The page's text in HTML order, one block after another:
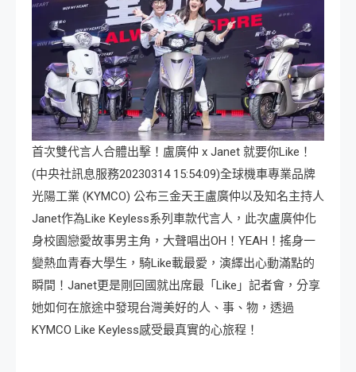
首次雙代言人合體出擊！盧廣仲 x Janet 就要你Like！
(中央社訊息服務20230314 15:54:09)全球機車專業品牌
光陽工業 (KYMCO) 公布三金天王盧廣仲以及知名主持人
Janet作為Like Keyless系列車款代言人，此次盧廣仲化
身校園戀愛故事男主角，大聲唱出OH！YEAH！搖身一
變熱血青春大學生，騎Like載最愛，演繹出心動滿點的
瞬間！Janet更是剛回國就出席最「Like」記者會，分享
她如何在旅途中發現台灣美好的人、事、物，透過
KYMCO Like Keyless感受最真實的心旅程！